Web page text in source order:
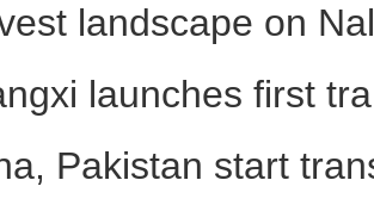
landscape on
launches first
Pakistan start